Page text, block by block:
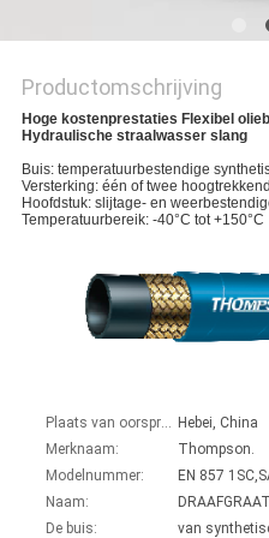
Productomschrijving
Hoge kostenprestaties Flexibel
Hydraulische straalwasser slang
Buis: temperatuurbestendige
Versterking: één of twee
Hoofdstuk: slijtage- en
Temperatuurbereik: -40°C tot +150°C
Plaats van oorsprong: Hebei, China
Merknaam:
Thompson.
Modelnummer:
EN 857
Naam:
De buis:
van